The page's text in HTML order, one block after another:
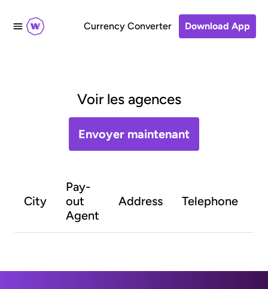
Currency Converter Download App
Voir les agences
Envoyer maintenant
City
Pay-
out
Agent
Address Telephone